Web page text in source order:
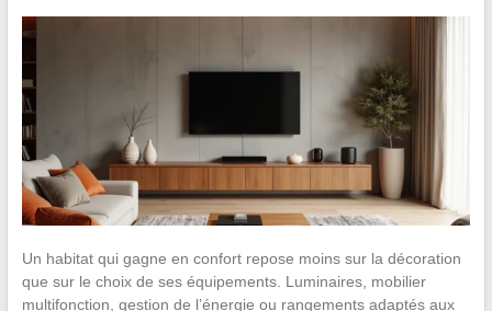
Un habitat qui gagne en confort repose moins sur la décoration
que sur le choix de ses équipements. Luminaires, mobilier
multifonction, gestion de l’énergie ou rangements adaptés aux